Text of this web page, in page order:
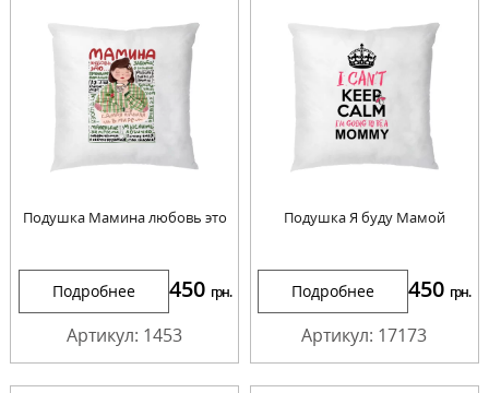
Подушка Мамина любовь это
Подробнее 450 грн.
Артикул: 1453
Подушка Я буду Мамой
Подробнее 450 грн.
Артикул: 17173